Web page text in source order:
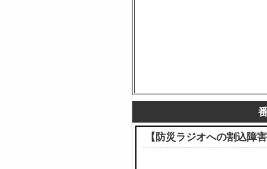
【防災ラジオへの割込障